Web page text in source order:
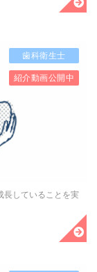
長していることを実
歯科衛生士
紹介動画公開中